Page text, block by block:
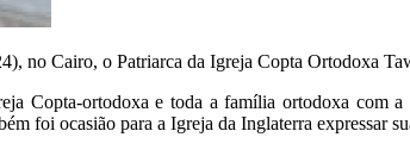
no Cairo, o Patriarca da Igreja Copta Ortodoxa
Copta-ortodoxa e toda a família ortodoxa com
foi ocasião para a Igreja da Inglaterra expressar